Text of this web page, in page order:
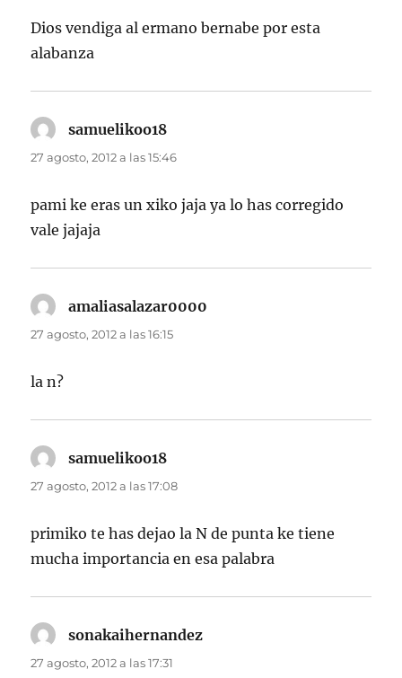
Dios vendiga al ermano bernabe por esta
alabanza
samuelikoo18
27 agosto, 2012 a las 15:46
pami ke eras un xiko jaja ya lo has corregido
vale jajaja
amaliasalazar0000
27 agosto, 2012 a las 16:15
la n?
samuelikoo18
27 agosto, 2012 a las 17:08
primiko te has dejao la N de punta ke tiene
mucha importancia en esa palabra
sonakaihernandez
27 agosto, 2012 a las 17:31